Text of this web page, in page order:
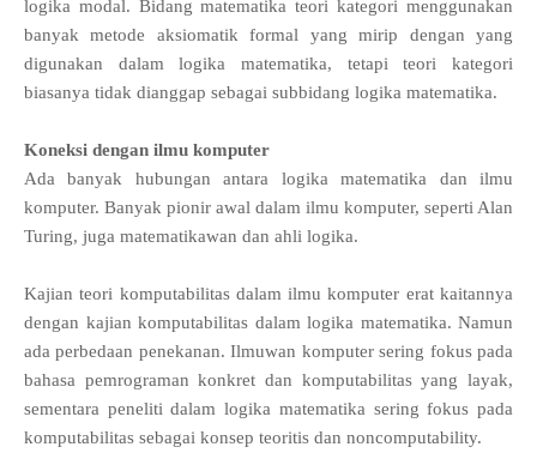
logika modal. Bidang matematika teori kategori menggunakan
banyak metode aksiomatik formal yang mirip dengan yang
digunakan dalam logika matematika, tetapi teori kategori
biasanya tidak dianggap sebagai subbidang logika matematika.
Koneksi dengan ilmu komputer
Ada banyak hubungan antara logika matematika dan ilmu
komputer. Banyak pionir awal dalam ilmu komputer, seperti Alan
Turing, juga matematikawan dan ahli logika.
Kajian teori komputabilitas dalam ilmu komputer erat kaitannya
dengan kajian komputabilitas dalam logika matematika. Namun
ada perbedaan penekanan. Ilmuwan komputer sering fokus pada
bahasa pemrograman konkret dan komputabilitas yang layak,
sementara peneliti dalam logika matematika sering fokus pada
komputabilitas sebagai konsep teoritis dan noncomputability.